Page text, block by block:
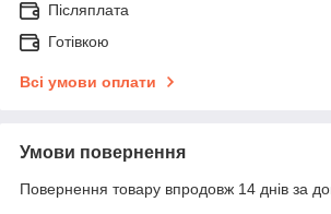
Післяплата
Готівкою
Всі умови оплати
Умови повернення
Повернення товару впродовж 14 днів за